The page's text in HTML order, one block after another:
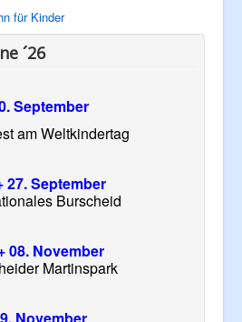
´26
September
am Weltkindertag
27. September
Burscheid
08. November
Martinspark